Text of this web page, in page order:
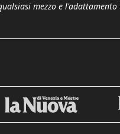
mezzo e